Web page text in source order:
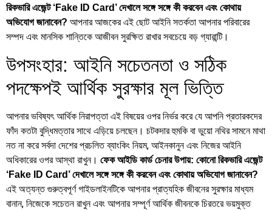
রিকভারি এজেন্ট ‘Fake ID Card’ দেখালে সঙ্গে সঙ্গে কী করবেন এবং কোথায়
অভিযোগ জানাবেন? আপনার আজকের এই ছোট আইনি সতর্কতা আপনার পরিবারের
সম্পদ এবং মানসিক শান্তিকে আজীবন সুরক্ষিত রাখার সবচেয়ে বড় গ্যারান্টি।
উপসংহার: আইনি সচেতনতা ও সঠিক
পদক্ষেপই আর্থিক সুরক্ষার মূল ভিত্তি
আপনার ভবিষ্যৎ আর্থিক নিরাপত্তা এই বিষয়ের ওপর নির্ভর করে যে আপনি প্রতারকদের
ফাঁদ কতটা বুদ্ধিমত্তার সাথে এড়িয়ে চলছেন। চটকদার হুমকি বা ভুয়ো নথির সামনে মাথা
নত না করে সর্বদা দেশের প্রচলিত ব্যাংকিং নিয়ম, আইনকানুন এবং নিজের আইনি
অধিকারের ওপর আস্থা রাখুন। ফেক আইডি কার্ড চেনার উপায়: কোনো রিকভারি এজেন্ট
‘Fake ID Card’ দেখালে সঙ্গে সঙ্গে কী করবেন এবং কোথায় অভিযোগ জানাবেন?
এই অত্যন্ত গুরুত্বপূর্ণ গাইডলাইনটিকে আপনার প্রাত্যহিক জীবনের সুরক্ষার মাধ্যম
বানান, নিজেকে সচেতন রাখুন এবং আপনার সম্পূর্ণ আর্থিক জীবনকে চিরতরে ভয়মুক্ত